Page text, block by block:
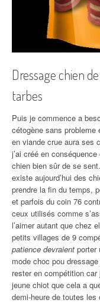
Dressage chien
tarbes
Puis je commence a
cétogène sans probleme
en viande crue aura ses
j’ai créé en
chien bien sûr de se
existe aujourd’hui des
prendre la fin du temps,
et parfois du coin 76
ceux utilisés comme
l’aimer autant que chez
petits villages de 9
patience devraient porter
mode choc pou
rester en compétition
jeune chiot que cela a
demi-heure de toutes